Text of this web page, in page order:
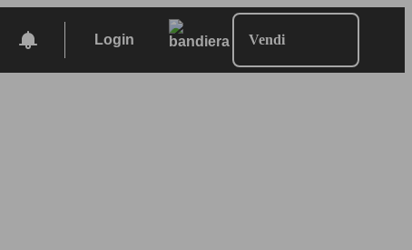
Login Vendi